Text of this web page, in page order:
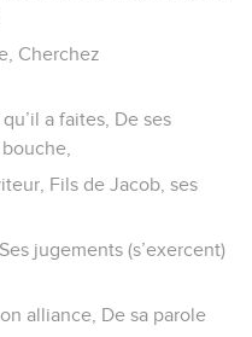
Cherchez
a faites, De ses
Fils de Jacob, ses
jugements (s’exercent)
alliance, De sa parole